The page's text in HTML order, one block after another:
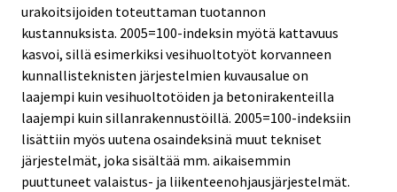
urakoitsijoiden toteuttaman tuotannon
kustannuksista. 2005=100-indeksin myötä kattavuus
kasvoi, sillä esimerkiksi vesihuoltotyöt korvanneen
kunnallisteknisten järjestelmien kuvausalue on
laajempi kuin vesihuoltotöiden ja betonirakenteilla
laajempi kuin sillanrakennustöillä. 2005=100-indeksiin
lisättiin myös uutena osaindeksinä muut tekniset
järjestelmät, joka sisältää mm. aikaisemmin
puuttuneet valaistus- ja liikenteenohjausjärjestelmät.